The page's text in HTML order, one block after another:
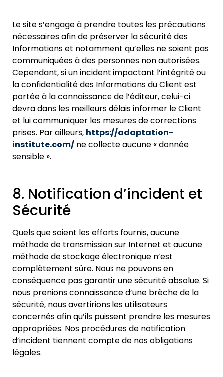
Le site s’engage à prendre toutes les précautions
nécessaires afin de préserver la sécurité des
Informations et notamment qu’elles ne soient pas
communiquées à des personnes non autorisées.
Cependant, si un incident impactant l’intégrité ou
la confidentialité des Informations du Client est
portée à la connaissance de l’éditeur, celui-ci
devra dans les meilleurs délais informer le Client
et lui communiquer les mesures de corrections
prises. Par ailleurs, https://adaptation-
institute.com/ ne collecte aucune « donnée
sensible ».
8. Notification d’incident et
Sécurité
Quels que soient les efforts fournis, aucune
méthode de transmission sur Internet et aucune
méthode de stockage électronique n’est
complètement sûre. Nous ne pouvons en
conséquence pas garantir une sécurité absolue. Si
nous prenions connaissance d’une brèche de la
sécurité, nous avertirions les utilisateurs
concernés afin qu’ils puissent prendre les mesures
appropriées. Nos procédures de notification
d’incident tiennent compte de nos obligations
légales.